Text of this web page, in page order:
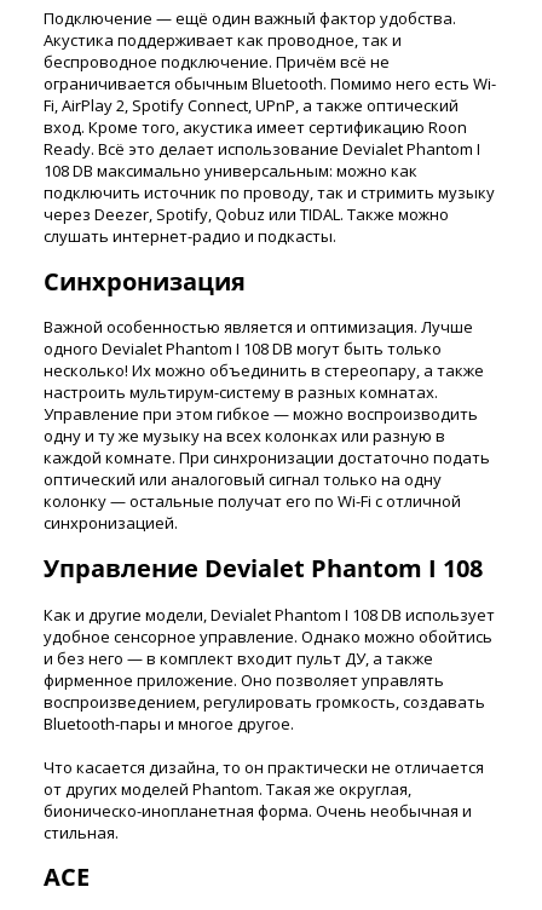
Подключение — ещё один важный фактор удобства.
Акустика поддерживает как проводное, так и
беспроводное подключение. Причём всё не
ограничивается обычным Bluetooth. Помимо него есть Wi-
Fi, AirPlay 2, Spotify Connect, UPnP, а также оптический
вход. Кроме того, акустика имеет сертификацию Roon
Ready. Всё это делает использование Devialet Phantom I
108 DB максимально универсальным: можно как
подключить источник по проводу, так и стримить музыку
через Deezer, Spotify, Qobuz или TIDAL. Также можно
слушать интернет-радио и подкасты.
Синхронизация
Важной особенностью является и оптимизация. Лучше
одного Devialet Phantom I 108 DB могут быть только
несколько! Их можно объединить в стереопару, а также
настроить мультирум-систему в разных комнатах.
Управление при этом гибкое — можно воспроизводить
одну и ту же музыку на всех колонках или разную в
каждой комнате. При синхронизации достаточно подать
оптический или аналоговый сигнал только на одну
колонку — остальные получат его по Wi-Fi с отличной
синхронизацией.
Управление Devialet Phantom I 108
Как и другие модели, Devialet Phantom I 108 DB использует
удобное сенсорное управление. Однако можно обойтись
и без него — в комплект входит пульт ДУ, а также
фирменное приложение. Оно позволяет управлять
воспроизведением, регулировать громкость, создавать
Bluetooth-пары и многое другое.
Что касается дизайна, то он практически не отличается
от других моделей Phantom. Такая же округлая,
бионическо-инопланетная форма. Очень необычная и
стильная.
ACE